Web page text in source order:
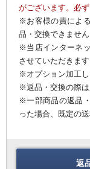
がございます。必ず
※お客様の責によ
品・交換できません
※当店インターネ
させていただきます
※オプション加工し
※返品・交換の際は
※一部商品の返品
った場合、既定の
返